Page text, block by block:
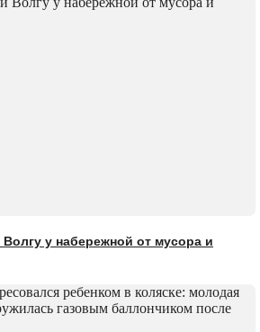
у набережной от мусора и